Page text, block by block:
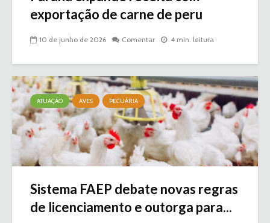
exportação de carne de peru
10 de junho de 2026 Comentar 4 min. leitura
ATUAÇÃO AVES PECUÁRIA
Sistema FAEP debate novas regras
de licenciamento e outorga para...